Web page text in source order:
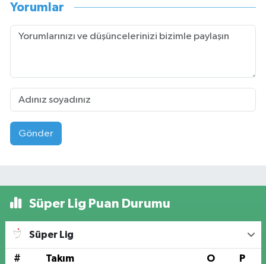
Yorumlar
Gönder
Süper Lig Puan Durumu
Süper Lig
# Takım O P